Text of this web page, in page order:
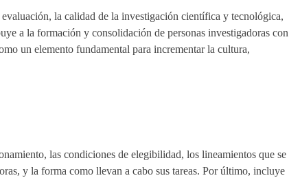
la calidad de la investigación científica y tecnológica,
a la formación y consolidación de personas investigadoras con
un elemento fundamental para incrementar la cultura,
las condiciones de elegibilidad, los lineamientos que se
y la forma como llevan a cabo sus tareas. Por último, incluye